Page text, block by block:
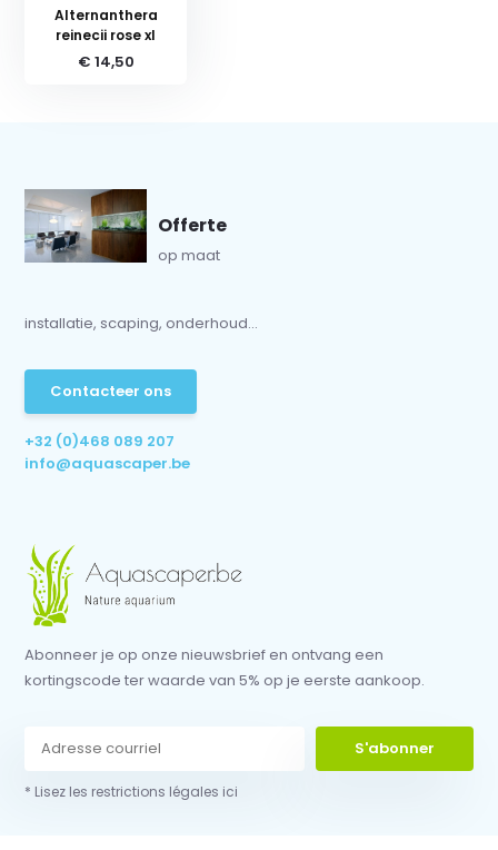
Alternanthera
reinecii rose xl
€ 14,50
Offerte
op maat
installatie, scaping, onderhoud...
Contacteer ons
+32 (0)468 089 207
info@aquascaper.be
Abonneer je op onze nieuwsbrief en ontvang een
kortingscode ter waarde van 5% op je eerste aankoop.
S'abonner
* Lisez les restrictions légales ici